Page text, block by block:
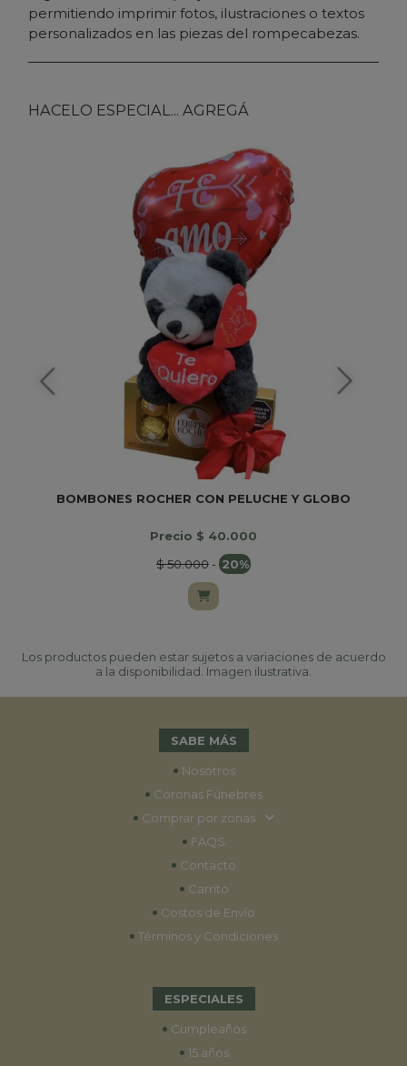
permitiendo imprimir fotos, ilustraciones o textos
personalizados en las piezas del rompecabezas.
HACELO ESPECIAL... AGREGÁ
BOMBONES ROCHER CON PELUCHE Y GLOBO
Precio $ 40.000
$ 50.000- 20%
Los productos pueden estar sujetos a variaciones de acuerdo
a la disponibilidad. Imagen ilustrativa.
SABE MÁS
• Nosotros
• Coronas Fúnebres
• Comprar por zonas
• FAQS
• Contacto
• Carrito
• Costos de Envío
• Términos y Condiciones
ESPECIALES
• Cumpleaños
• 15 años